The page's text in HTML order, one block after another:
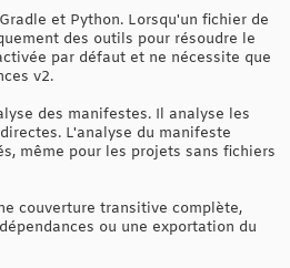
et Python. Lorsqu'un fichier de
des outils pour résoudre le
par défaut et ne nécessite que
v2.
des manifestes. Il analyse les
L'analyse du manifeste
même pour les projets sans fichiers
couverture transitive complète,
ou une exportation du